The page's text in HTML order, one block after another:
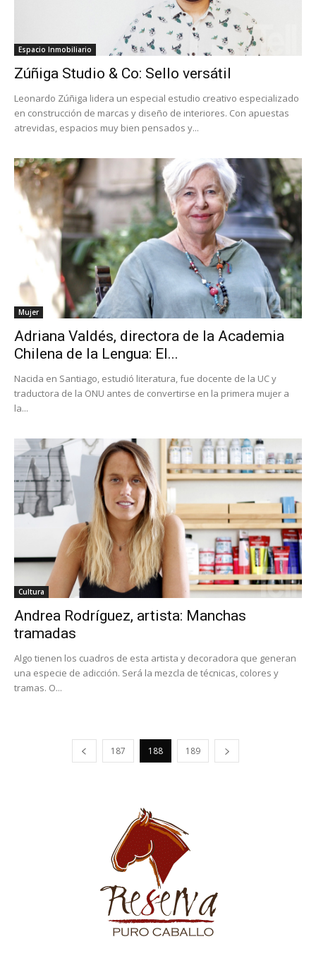
Espacio Inmobiliario
Zúñiga Studio & Co: Sello versátil
Leonardo Zúñiga lidera un especial estudio creativo especializado
en construcción de marcas y diseño de interiores. Con apuestas
atrevidas, espacios muy bien pensados y...
Mujer
Adriana Valdés, directora de la Academia
Chilena de la Lengua: El...
Nacida en Santiago, estudió literatura, fue docente de la UC y
traductora de la ONU antes de convertirse en la primera mujer a
la...
Cultura
Andrea Rodríguez, artista: Manchas
tramadas
Algo tienen los cuadros de esta artista y decoradora que generan
una especie de adicción. Será la mezcla de técnicas, colores y
tramas. O...
187 188 189